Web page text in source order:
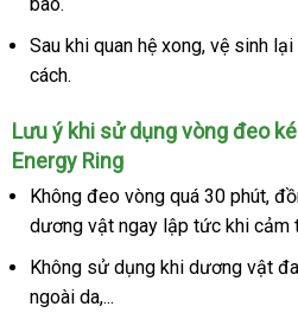
Sau khi quan hệ xonghàng
, vệ sinh lại
cách.
Lưu ý khi sử dụng vòng đeo
Energy Ring
Không đeo vòng nơi
bán
quá 30 phútgiá
rẻ
,
dương vật ngay lập tức khi cảm
Không sử dụng khi dương vật
ngoài da,...